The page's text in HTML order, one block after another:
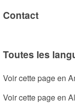
Contact
Toutes les
Voir cette page en
Voir cette page en